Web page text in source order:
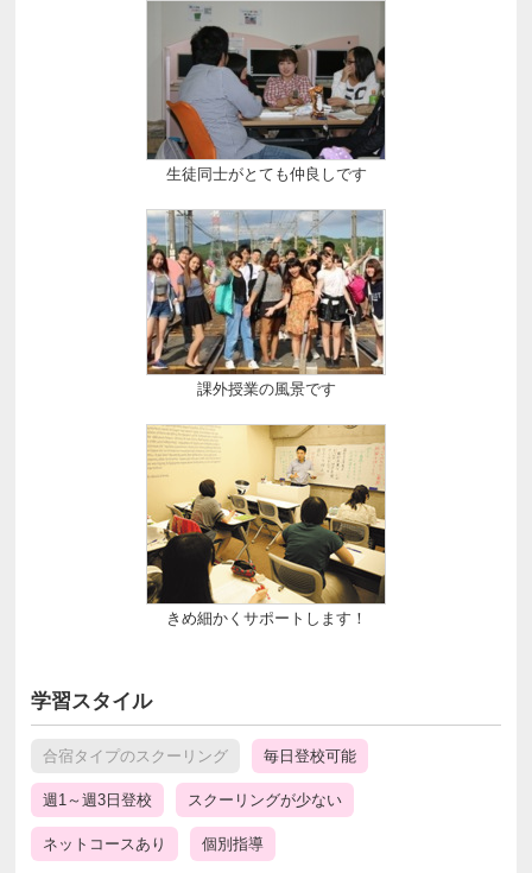
生徒同士がとても仲良しです
課外授業の風景です
きめ細かくサポートします！
学習スタイル
合宿タイプのスクーリング 毎日登校可能
週1～週3日登校 スクーリングが少ない
ネットコースあり 個別指導